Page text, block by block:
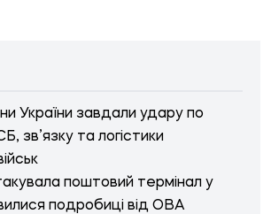
України завдали удару по
зв’язку та логістики
поштовий термінал у
подробиці від ОВА